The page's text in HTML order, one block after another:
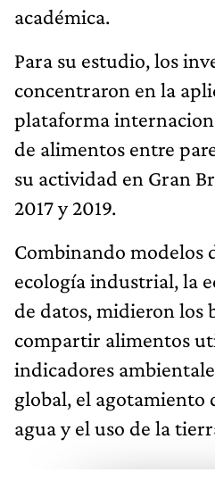
académica.
Para su estudio, los
concentraron en la
plataforma
de alimentos entre
su actividad en Gran
2017 y 2019.
Combinando modelos
ecología industrial, la
de datos, midieron los
compartir alimentos
indicadores
global, el agotamiento
agua y el uso de la